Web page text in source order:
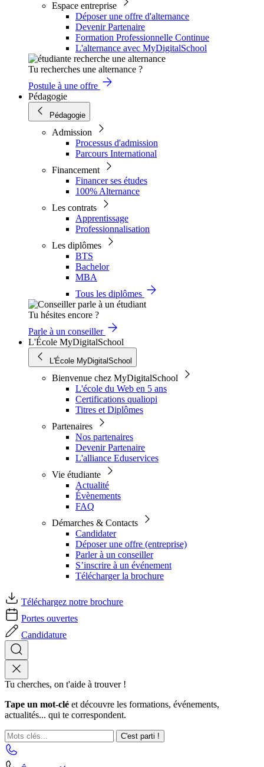
Espace entreprise
Déposer une offre d'alternance
Devenir Partenaire
Formation Professionnelle Continue
L'alternance avec MyDigitalSchool
Tu recherches une alternance ?
Postule à une offre
Pédagogie
Pédagogie
Admission
Processus d'admission
Parcours International
Financement
Financer ses études
100% Alternance
Les contrats
Apprentissage
Professionnalisation
Les diplômes
BTS
Bachelor
MBA
Tous les diplômes
Tu hésites encore ?
Parle à un conseiller
L'École MyDigitalSchool
L'École MyDigitalSchool
Bienvenue chez MyDigitalSchool
L'école du Web en 5 ans
Certifications qualiopi
Titres et Diplômes
Partenaires
Nos partenaires
Devenir Partenaire
L'alliance Eduservices
Vie étudiante
Actualité
Évènements
FAQ
Démarches & Contacts
Candidater
Déposer une offre (entreprise)
Parler à un conseiller
S’inscrire à un événement
Télécharger la brochure
Téléchargez notre brochure
Portes ouvertes
Candidature
Tu cherches, on t'aide à trouver !
Tape un mot-clé et découvre les formations, événements,
actualités... qui te correspondent.
C'est parti !